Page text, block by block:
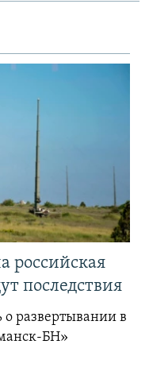
российская
последствия
о развертывании в
БН»